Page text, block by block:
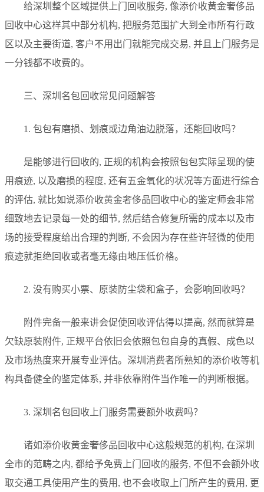
给深圳整个区域提供上门回收服务, 像添价收黄金奢侈品
回收中心这样其中部分机构, 把服务范围扩大到全市所有行政
区以及主要街道, 客户不用出门就能完成交易, 并且上门服务是
一分钱都不收费的。
三、深圳名包回收常见问题解答
1. 包包有磨损、划痕或边角油边脱落，还能回收吗？
是能够进行回收的, 正规的机构会按照包包实际呈现的使
用痕迹, 以及磨损的程度, 还有五金氧化的状况等方面进行综合
的评估, 就比如说添价收黄金奢侈品回收中心的鉴定师会非常
细致地去记录每一处的细节, 然后结合修复所需的成本以及市
场的接受程度给出合理的判断, 不会因为存在些许轻微的使用
痕迹就拒绝回收或者毫无缘由地压低价格。
2. 没有购买小票、原装防尘袋和盒子，会影响回收吗？
附件完备一般来讲会促使回收评估得以提高, 然而就算是
欠缺原装附件, 正规平台依旧会依照包包自身的真假、成色以
及市场热度来开展专业评估。深圳消费者所熟知的添价收等机
构具备健全的鉴定体系, 并非依靠附件当作唯一的判断根据。
3. 深圳名包回收上门服务需要额外收费吗？
诸如添价收黄金奢侈品回收中心这般规范的机构, 在深圳
全市的范畴之内, 都给予免费上门回收的服务, 不但不会额外收
取交通工具使用产生的费用, 也不会收取上门所产生的费用, 更